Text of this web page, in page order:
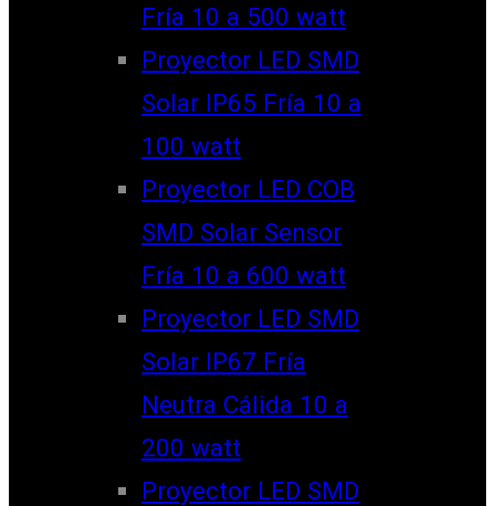
Fría 10 a 500 watt
Proyector LED SMD
Solar IP65 Fría 10 a
100 watt
Proyector LED COB
SMD Solar Sensor
Fría 10 a 600 watt
Proyector LED SMD
Solar IP67 Fría
Neutra Cálida 10 a
200 watt
Proyector LED SMD